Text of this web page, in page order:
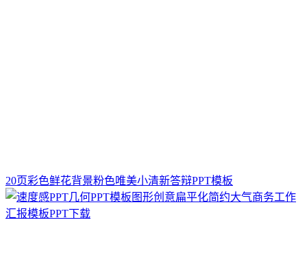
20页彩色鲜花背景粉色唯美小清新答辩PPT模板